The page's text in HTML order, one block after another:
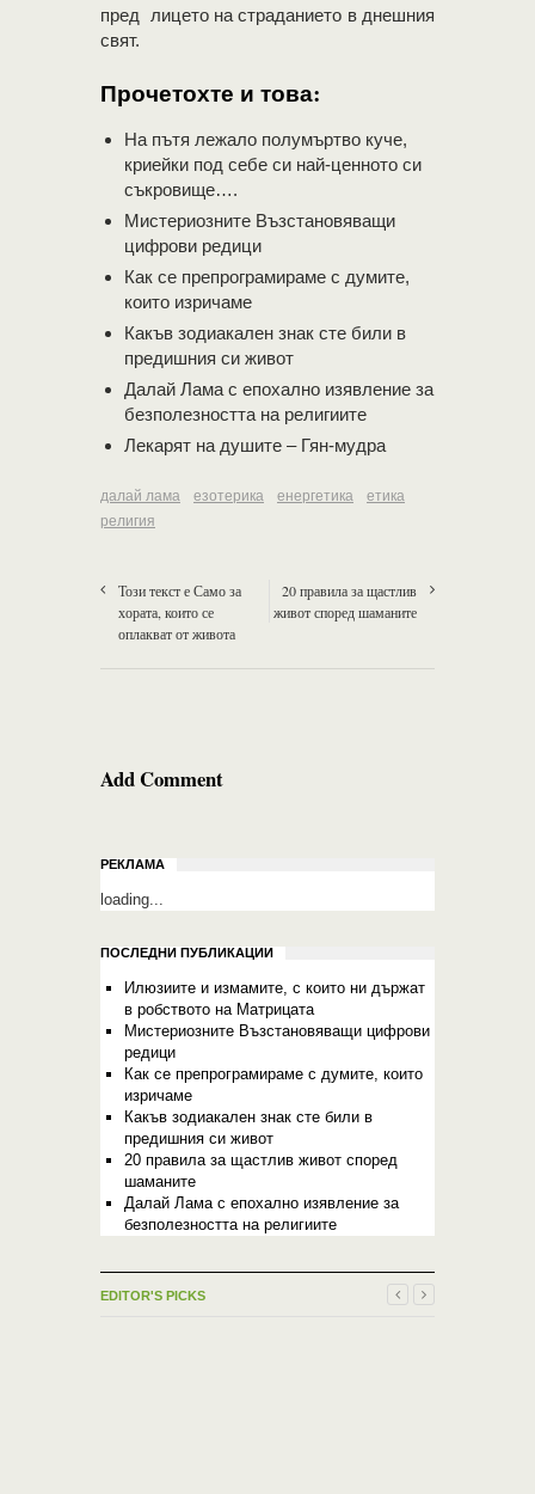
пред лицето на страданието в днешния
свят.
Прочетохте и това:
На пътя лежало полумъртво куче,
криейки под себе си най-ценното си
съкровище….
Мистериозните Възстановяващи
цифрови редици
Как се препрограмираме с думите,
които изричаме
Какъв зодиакален знак сте били в
предишния си живот
Далай Лама с епохално изявление за
безполезността на религиите
Лекарят на душите – Гян-мудра
далай лама езотерика енергетика
етика
религия
Този текст е Само за
хората, които се
оплакват от живота
20 правила за щастлив
живот според шаманите
Add Comment
РЕКЛАМА
loading...
ПОСЛЕДНИ ПУБЛИКАЦИИ
Илюзиите и измамите, с които ни държат
в робството на Матрицата
Мистериозните Възстановяващи цифрови
редици
Как се препрограмираме с думите, които
изричаме
Какъв зодиакален знак сте били в
предишния си живот
20 правила за щастлив живот според
шаманите
Далай Лама с епохално изявление за
безполезността на религиите
EDITOR'S PICKS